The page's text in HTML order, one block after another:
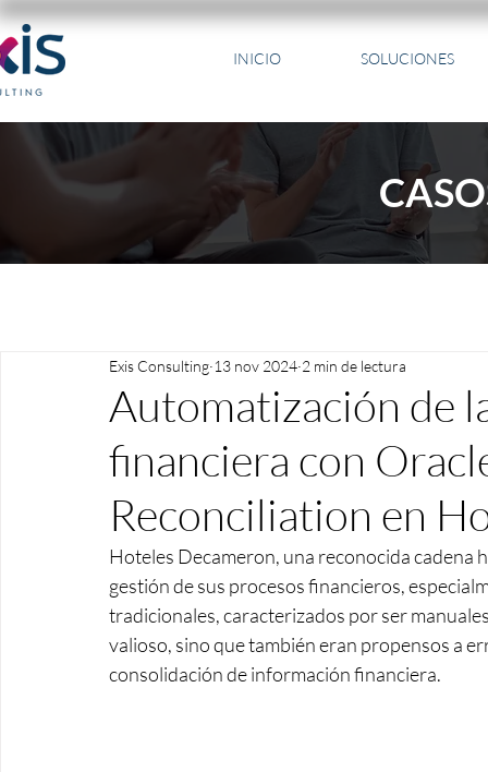
INICIO SOLUCIONES
Automatización de
financiera con
Reconciliation en
Exis Consulting 13 nov 2024 2 min de lectura
Hoteles Decameron, una reconocida
gestión de sus procesos financieros,
tradicionales, caracterizados por ser
valioso, sino que también eran propensos a
consolidación de información financiera.